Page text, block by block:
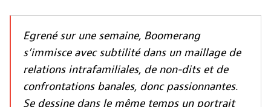
Egrené sur une semaine, Boomerang
s’immisce avec subtilité dans un maillage de
relations intrafamiliales, de non-dits et de
confrontations banales, donc passionnantes.
Se dessine dans le même temps un portrait